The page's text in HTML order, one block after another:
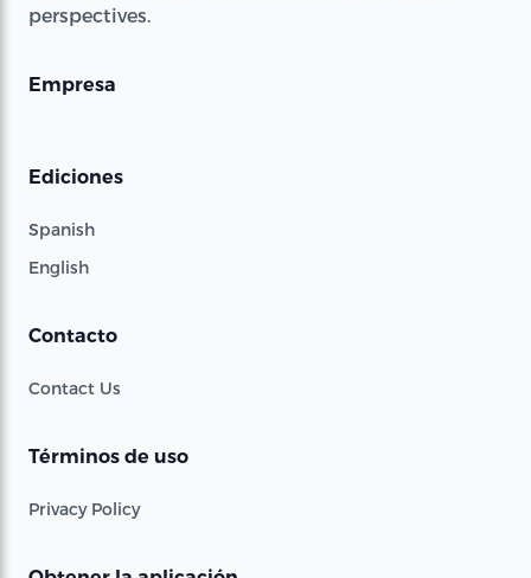
perspectives.
Empresa
Ediciones
Spanish
English
Contacto
Contact Us
Términos de uso
Privacy Policy